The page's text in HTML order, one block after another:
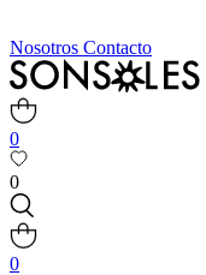
Nosotros Contacto
0
0
0